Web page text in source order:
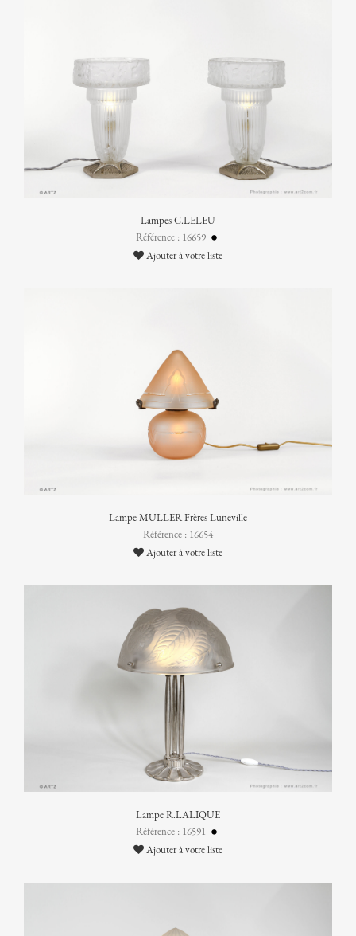
Lampes G.LELEU
Référence : 16659
Ajouter à votre liste
Lampe MULLER Frères Luneville
Référence : 16654
Ajouter à votre liste
Lampe R.LALIQUE
Référence : 16591
Ajouter à votre liste